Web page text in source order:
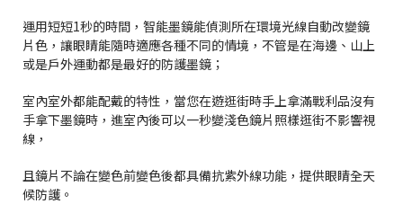
運用短短1秒的時間，智能墨鏡能偵測所在環境光線自動改變鏡
片色，讓眼睛能隨時適應各種不同的情境，不管是在海邊、山上
或是戶外運動都是最好的防護墨鏡；
室內室外都能配戴的特性，當您在遊逛街時手上拿滿戰利品沒有
手拿下墨鏡時，進室內後可以一秒變淺色鏡片照樣逛街不影響視
線，
且鏡片不論在變色前變色後都具備抗紫外線功能，提供眼睛全天
候防護。